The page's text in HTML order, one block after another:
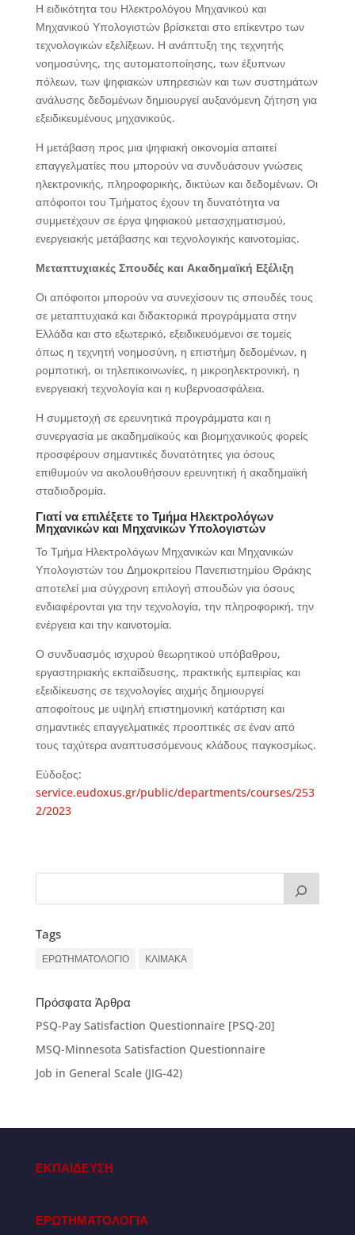
Η ειδικότητα του Ηλεκτρολόγου Μηχανικού και
Μηχανικού Υπολογιστών βρίσκεται στο επίκεντρο των
τεχνολογικών εξελίξεων. Η ανάπτυξη της τεχνητής
νοημοσύνης, της αυτοματοποίησης, των έξυπνων
πόλεων, των ψηφιακών υπηρεσιών και των συστημάτων
ανάλυσης δεδομένων δημιουργεί αυξανόμενη ζήτηση για
εξειδικευμένους μηχανικούς.
Η μετάβαση προς μια ψηφιακή οικονομία απαιτεί
επαγγελματίες που μπορούν να συνδυάσουν γνώσεις
ηλεκτρονικής, πληροφορικής, δικτύων και δεδομένων. Οι
απόφοιτοι του Τμήματος έχουν τη δυνατότητα να
συμμετέχουν σε έργα ψηφιακού μετασχηματισμού,
ενεργειακής μετάβασης και τεχνολογικής καινοτομίας.
Μεταπτυχιακές Σπουδές και Ακαδημαϊκή Εξέλιξη
Οι απόφοιτοι μπορούν να συνεχίσουν τις σπουδές τους
σε μεταπτυχιακά και διδακτορικά προγράμματα στην
Ελλάδα και στο εξωτερικό, εξειδικευόμενοι σε τομείς
όπως η τεχνητή νοημοσύνη, η επιστήμη δεδομένων, η
ρομποτική, οι τηλεπικοινωνίες, η μικροηλεκτρονική, η
ενεργειακή τεχνολογία και η κυβερνοασφάλεια.
Η συμμετοχή σε ερευνητικά προγράμματα και η
συνεργασία με ακαδημαϊκούς και βιομηχανικούς φορείς
προσφέρουν σημαντικές δυνατότητες για όσους
επιθυμούν να ακολουθήσουν ερευνητική ή ακαδημαϊκή
σταδιοδρομία.
Γιατί να επιλέξετε το Τμήμα Ηλεκτρολόγων
Μηχανικών και Μηχανικών Υπολογιστών
Το Τμήμα Ηλεκτρολόγων Μηχανικών και Μηχανικών
Υπολογιστών του Δημοκριτείου Πανεπιστημίου Θράκης
αποτελεί μια σύγχρονη επιλογή σπουδών για όσους
ενδιαφέρονται για την τεχνολογία, την πληροφορική, την
ενέργεια και την καινοτομία.
Ο συνδυασμός ισχυρού θεωρητικού υπόβαθρου,
εργαστηριακής εκπαίδευσης, πρακτικής εμπειρίας και
εξειδίκευσης σε τεχνολογίες αιχμής δημιουργεί
αποφοίτους με υψηλή επιστημονική κατάρτιση και
σημαντικές επαγγελματικές προοπτικές σε έναν από
τους ταχύτερα αναπτυσσόμενους κλάδους παγκοσμίως.
Εύδοξος:
service.eudoxus.gr/public/departments/courses/253
2/2023
Tags
ΕΡΩΤΗΜΑΤΟΛΟΓΙΟ ΚΛΙΜΑΚΑ
Πρόσφατα Άρθρα
PSQ-Pay Satisfaction Questionnaire [PSQ-20]
MSQ-Minnesota Satisfaction Questionnaire
Job in General Scale (JIG-42)
ΕΚΠΑΙΔΕΥΣΗ
ΕΡΩΤΗΜΑΤΟΛΟΓΙΑ